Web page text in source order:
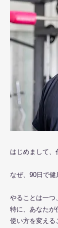
はじめまして、
なぜ、90日で健
やることは一つ
特に、あなたが
使い方を変える